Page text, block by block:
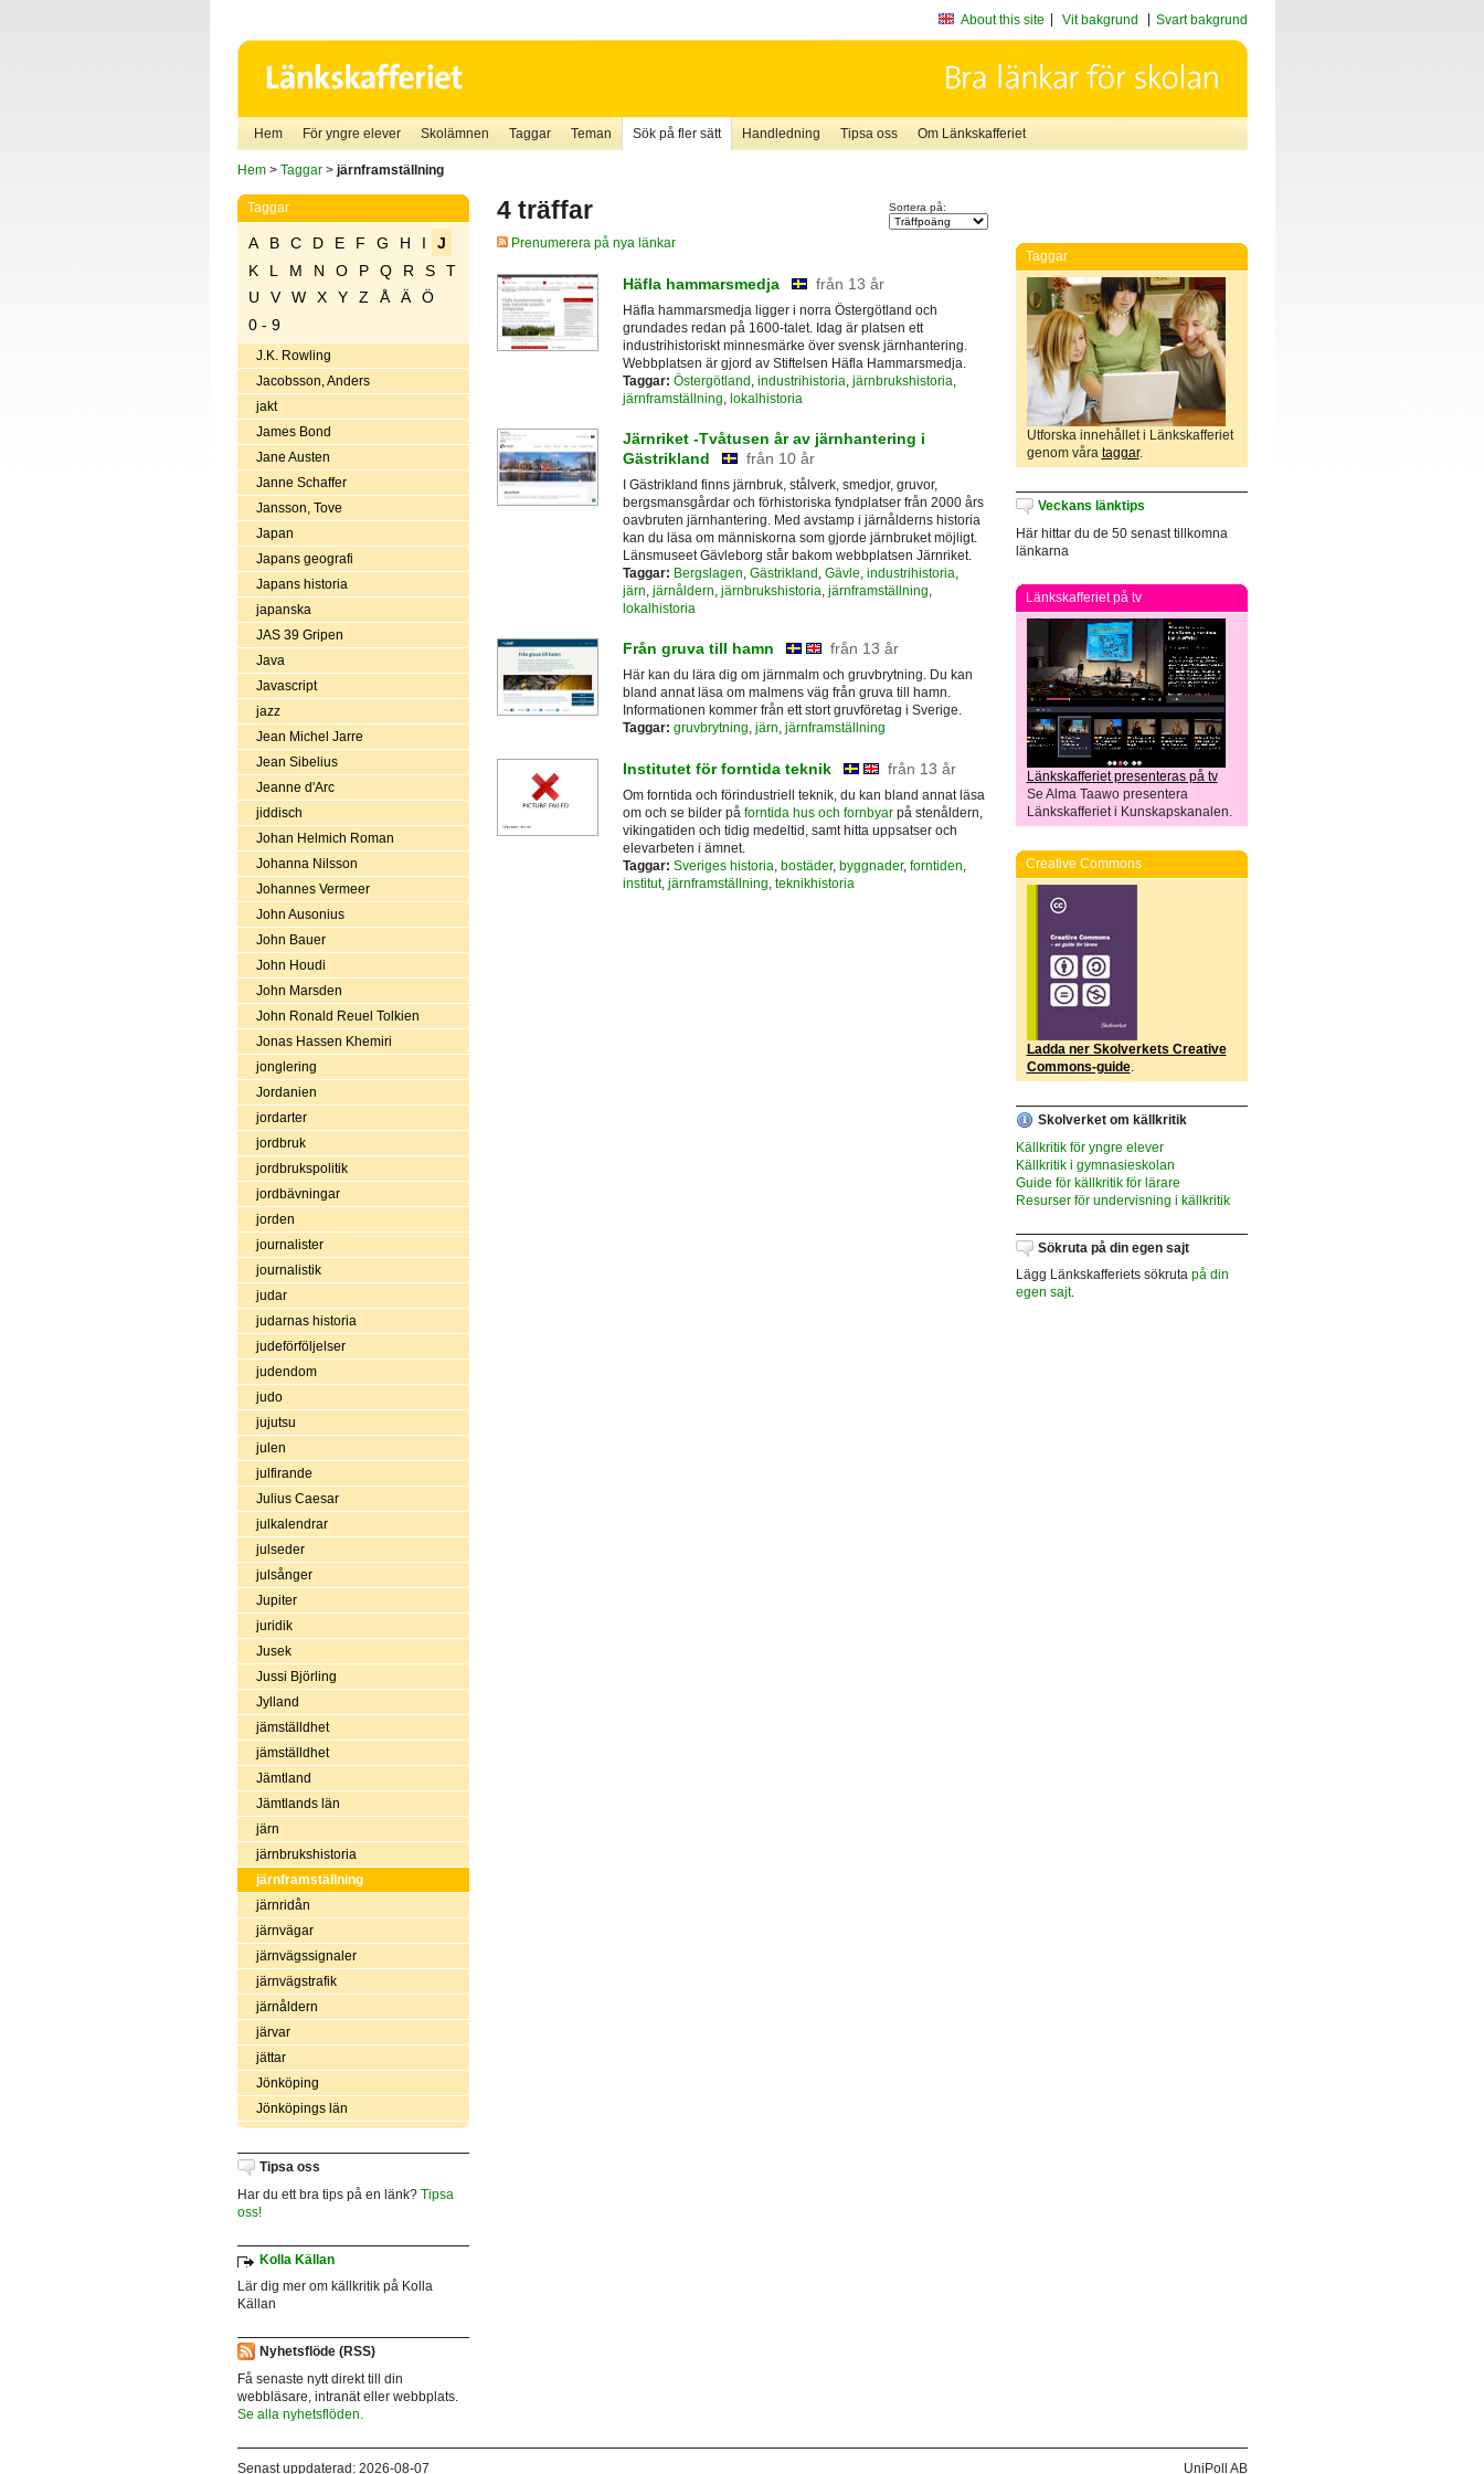
About this site Vit bakgrund Svart bakgrund
Hem För yngre elever Skolämnen Taggar Teman Sök på fler sätt Handledning Tipsa oss Om Länkskafferiet
Hem> Taggar> järnframställning
Taggar
A B C D E F G H I
J
K
L M N O P Q R S
T
U
V W X Y Z Å Ä
Ö
0 - 9
J.K. Rowling
Jacobsson, Anders
jakt
James Bond
Jane Austen
Janne Schaffer
Jansson, Tove
Japan
Japans geografi
Japans historia
japanska
JAS 39 Gripen
Java
Javascript
jazz
Jean Michel Jarre
Jean Sibelius
Jeanne d'Arc
jiddisch
Johan Helmich Roman
Johanna Nilsson
Johannes Vermeer
John Ausonius
John Bauer
John Houdi
John Marsden
John Ronald Reuel Tolkien
Jonas Hassen Khemiri
jonglering
Jordanien
jordarter
jordbruk
jordbrukspolitik
jordbävningar
jorden
journalister
journalistik
judar
judarnas historia
judeförföljelser
judendom
judo
jujutsu
julen
julfirande
Julius Caesar
julkalendrar
julseder
julsånger
Jupiter
juridik
Jusek
Jussi Björling
Jylland
jämställdhet
jämställdhet
Jämtland
Jämtlands län
järn
järnbrukshistoria
järnframställning
järnridån
järnvägar
järnvägssignaler
järnvägstrafik
järnåldern
järvar
jättar
Jönköping
Jönköpings län
Tipsa oss
Har du ett bra tips på en länk? Tipsa
oss!
Kolla Källan
Lär dig mer om källkritik på Kolla
Källan
Nyhetsflöde (RSS)
Få senaste nytt direkt till din
webbläsare, intranät eller webbplats.
Se alla nyhetsflöden.
4 träffar Sortera på:
Prenumerera på nya länkar
Häfla hammarsmedja från 13 år
Häfla hammarsmedja ligger i norra Östergötland och
grundades redan på 1600-talet. Idag är platsen ett
industrihistoriskt minnesmärke över svensk järnhantering.
Webbplatsen är gjord av Stiftelsen Häfla Hammarsmedja.
Taggar: Östergötland industrihistoria järnbrukshistoria
järnframställning lokalhistoria
Järnriket -Tvåtusen år av järnhantering i
Gästrikland
från 10 år
I Gästrikland finns järnbruk, stålverk, smedjor, gruvor,
bergsmansgårdar och förhistoriska fyndplatser från 2000 års
oavbruten järnhantering. Med avstamp i järnålderns historia
kan du läsa om människorna som gjorde järnbruket möjligt.
Länsmuseet Gävleborg står bakom webbplatsen Järnriket.
Taggar: Bergslagen, Gästrikland , Gävle, industrihistoria,
järn, järnåldern, järnbrukshistoria, järnframställning,
lokalhistoria
Från gruva till hamn från 13 år
Här kan du lära dig om järnmalm och gruvbrytning. Du kan
bland annat läsa om malmens väg från gruva till hamn.
Informationen kommer från ett stort gruvföretag i Sverige.
Taggar: gruvbrytning, järn, järnframställning
Institutet för forntida teknik från 13 år
Om forntida och förindustriell teknik, du kan bland annat läsa
om och se bilder på forntida hus och fornbyarpå stenåldern,
vikingatiden och tidig medeltid, samt hitta uppsatser och
elevarbeten i ämnet.
Taggar: Sveriges historia, bostäder, byggnader, forntiden,
institut, järnframställning, teknikhistoria
Taggar
Utforska innehållet i Länkskafferiet
genom våra taggar.
Veckans länktips
Här hittar du de 50 senast tillkomna
länkarna
Länkskafferiet på tv
Länkskafferiet presenteras på tv
Se Alma Taawo presentera
Länkskafferiet i Kunskapskanalen.
Creative Commons
Ladda ner Skolverkets Creative
Commons-guide.
Skolverket om källkritik
Källkritik för yngre elever
Källkritik i gymnasieskolan
Guide för källkritik för lärare
Resurser för undervisning i källkritik
Sökruta på din egen sajt
Lägg Länkskafferiets sökruta på din
egen sajt.
Senast uppdaterad: 2026-08-07 UniPoll AB